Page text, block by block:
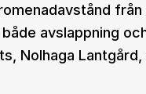
avslappning
Nolhaga